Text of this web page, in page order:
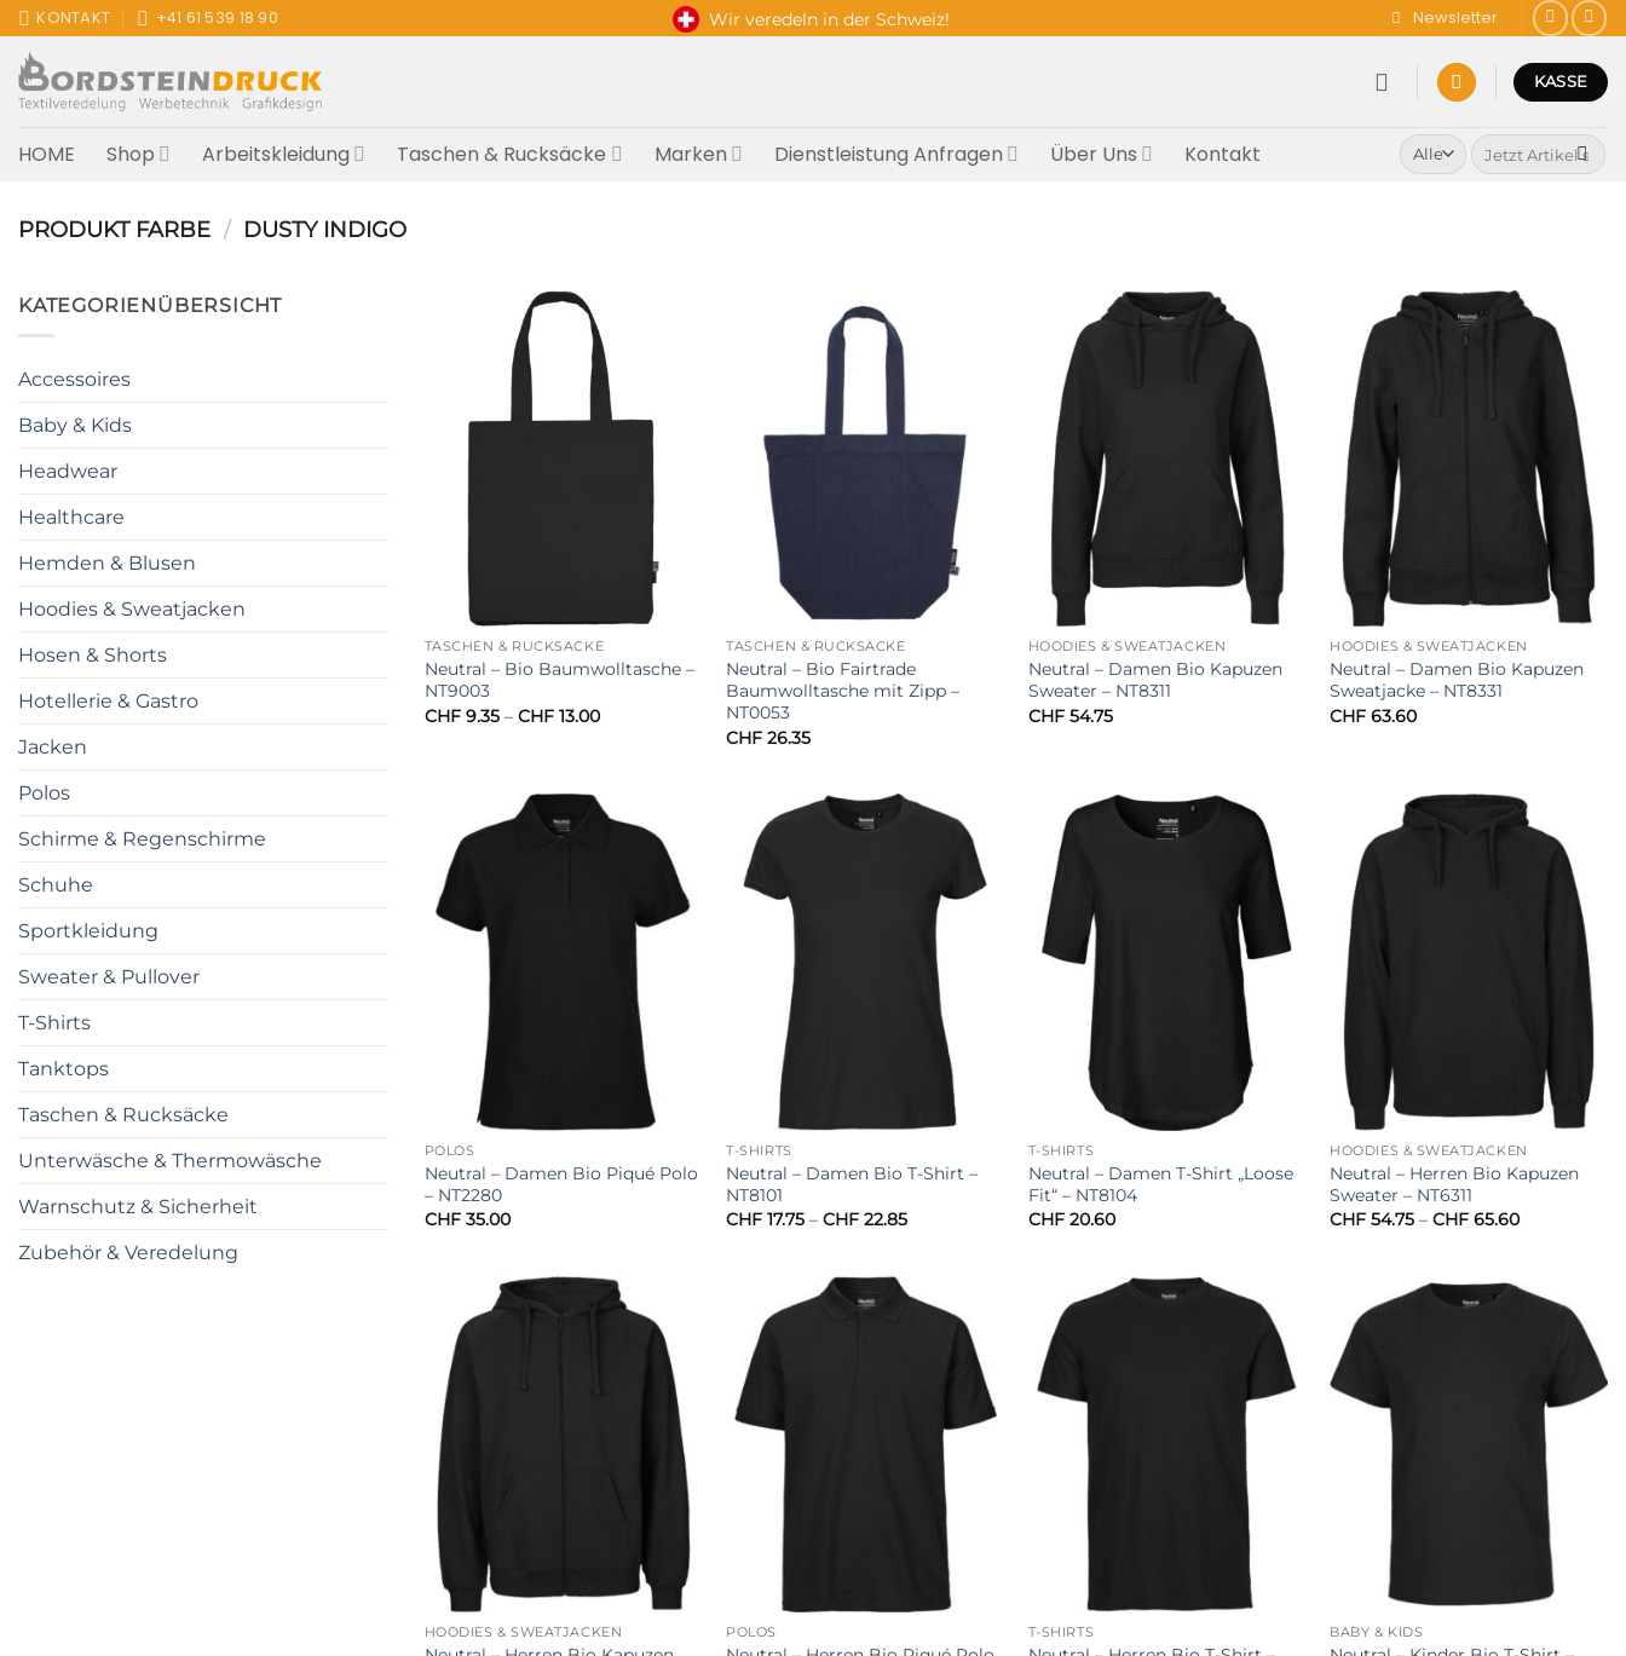
Zum
Inhalt
springen
KONTAKT +41 61 539 18 90 Wir veredeln in der Schweiz! Newsletter
KASSE
HOME Shop Arbeitskleidung Taschen & Rucksäcke Marken Dienstleistung Anfragen Über Uns Kontakt
Suchen
nach:
PRODUKT FARBE / DUSTY INDIGO
KATEGORIENÜBERSICHT
Accessoires
Baby & Kids
Headwear
Healthcare
Hemden & Blusen
Hoodies & Sweatjacken
Hosen & Shorts
Hotellerie & Gastro
Jacken
Polos
Schirme & Regenschirme
Schuhe
Sportkleidung
Sweater & Pullover
T-Shirts
Tanktops
Taschen & Rucksäcke
Unterwäsche & Thermowäsche
Warnschutz & Sicherheit
Zubehör & Veredelung
TASCHEN & RUCKSÄCKE
Neutral – Bio Baumwolltasche –
NT9003
CHF9.35 – CHF13.00Preisspanne:
TASCHEN & RUCKSÄCKE
Neutral – Bio Fairtrade
Baumwolltasche mit Zipp –
NT0053
CHF 26.35
HOODIES & SWEATJACKEN
Neutral – Damen Bio Kapuzen
Sweater – NT8311
CHF54.75
HOODIES & SWEATJACKEN
Neutral – Damen Bio Kapuzen
Sweatjacke – NT8331
CHF 63.60
POLOS
Neutral – Damen Bio Piqué Polo
– NT2280
CHF35.00
T-SHIRTS
Neutral – Damen Bio T-Shirt –
NT8101
CHF 17.75 –CHF 22.85Preisspanne:
T-SHIRTS
Neutral – Damen T-Shirt „Loose
Fit“ – NT8104
CHF20.60
HOODIES & SWEATJACKEN
Neutral – Herren Bio Kapuzen
Sweater – NT6311
CHF 54.75 –CHF 65.60Preisspanne:
HOODIES & SWEATJACKEN POLOS T-SHIRTS BABY & KIDS